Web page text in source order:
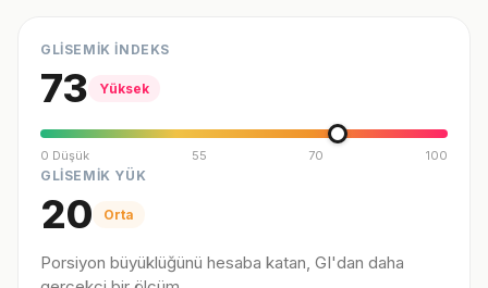
GLİSEMİK İNDEKS
73 Yüksek
0 Düşük 55 70 100
GLİSEMİK YÜK
20 Orta
Porsiyon büyüklüğünü hesaba katan, GI'dan daha